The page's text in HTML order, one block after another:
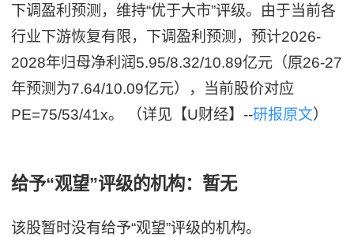
下调盈利预测，维持“优于大市”评级。由于当前各
行业下游恢复有限，下调盈利预测，预计2026-
2028年归母净利润5.95/8.32/10.89亿元（原26-27
年预测为7.64/10.09亿元），当前股价对应
PE=75/53/41x。 （详见【U财经】--研报原文）
给予“观望”评级的机构：暂无
该股暂时没有给予“观望”评级的机构。